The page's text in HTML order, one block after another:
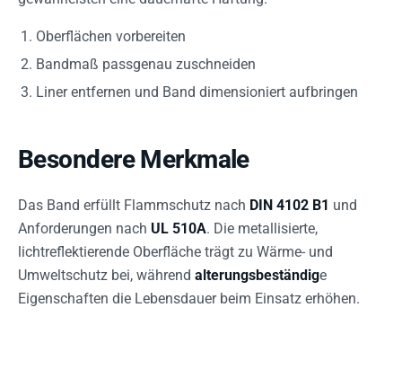
Oberflächen vorbereiten
Bandmaß passgenau zuschneiden
Liner entfernen und Band dimensioniert aufbringen
Besondere Merkmale
Das Band erfüllt Flammschutz nach DIN 4102 B1 und
Anforderungen nach UL 510A. Die metallisierte,
lichtreflektierende Oberfläche trägt zu Wärme- und
Umweltschutz bei, während alterungsbeständige
Eigenschaften die Lebensdauer beim Einsatz erhöhen.